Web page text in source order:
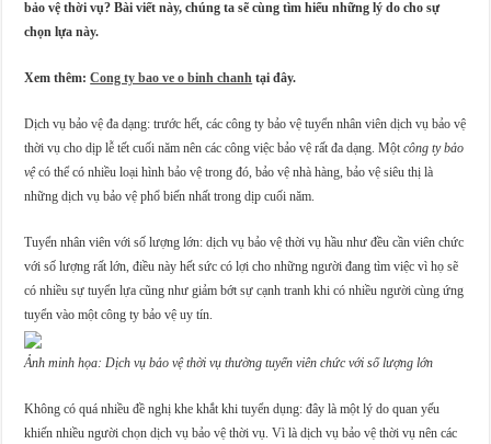
bảo vệ thời vụ? Bài viết này, chúng ta sẽ cùng tìm hiểu những lý do cho sự
chọn lựa này.
Xem thêm:Cong ty bao ve o binh chanh tại đây.
Dịch vụ bảo vệ đa dạng: trước hết, các công ty bảo vệ tuyển nhân viên dịch vụ bảo vệ
thời vụ cho dịp lễ tết cuối năm nên các công việc bảo vệ rất đa dạng. Mộtcông ty bảo
vệcó thể có nhiều loại hình bảo vệ trong đó, bảo vệ nhà hàng, bảo vệ siêu thị là
những dịch vụ bảo vệ phổ biến nhất trong dịp cuối năm.
Tuyển nhân viên với số lượng lớn: dịch vụ bảo vệ thời vụ hầu như đều cần viên chức
với số lượng rất lớn, điều này hết sức có lợi cho những người đang tìm việc vì họ sẽ
có nhiều sự tuyển lựa cũng như giảm bớt sự cạnh tranh khi có nhiều người cùng ứng
tuyển vào một công ty bảo vệ uy tín.
Ảnh minh họa: Dịch vụ bảo vệ thời vụ thường tuyển viên chức với số lượng lớn
Không có quá nhiều đề nghị khe khắt khi tuyển dụng: đây là một lý do quan yếu
khiến nhiều người chọn dịch vụ bảo vệ thời vụ. Vì là dịch vụ bảo vệ thời vụ nên các